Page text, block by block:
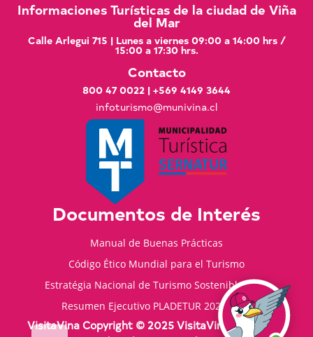
Informaciones Turísticas de la ciudad de Viña
del Mar
Calle Arlegui 715 | Lunes a viernes 09:00 a 14:00 hrs /
15:00 a 17:30 hrs.
Contacto
800 47 0022 | +569 4149 3644
infoturismo@munivina.cl
Documentos de Interés
Manual de Buenas Prácticas
Código Ético Mundial para el Turismo
Estratégia Nacional de Turismo Sostenible 2035
Resumen Ejecutivo PLADETUR 2025-2023
VisitaVina Copyright © 2025 VisitaVina - Todos los